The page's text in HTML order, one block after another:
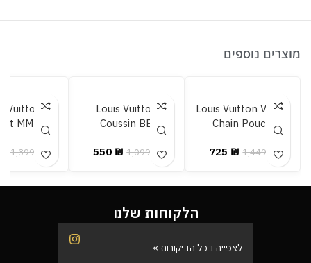
מוצרים נוספים
Louis Vuitton Vanity
Chain Pouch
1,449 ₪
725 ₪
Louis Vuitton
Coussin BB
1,099 ₪
550 ₪
Vuitton
MM
1,399 ₪
הלקוחות שלנו
לצפייה בכל הביקורות »